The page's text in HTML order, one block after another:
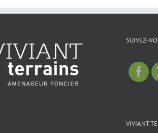
SUIVEZ-
VIVIANT